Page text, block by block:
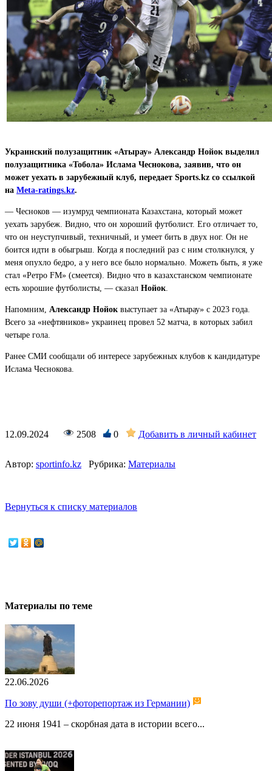
Украинский полузащитник «Атырау» Александр Нойок выделил
полузащитника «Тобола» Ислама Чеснокова, заявив, что он
может уехать в зарубежный клуб, передает Sports.kz со ссылкой
на Meta-ratings.kz.
— Чесноков — изумруд чемпионата Казахстана, который может
уехать зарубеж. Видно, что он хороший футболист. Его отличает то,
что он неуступчивый, техничный, и умеет бить в двух ног. Он не
боится идти в обыгрыш. Когда я последний раз с ним столкнулся, у
меня опухло бедро, а у него все было нормально. Можеть быть, я уже
стал «Ретро FM» (смеется). Видно что в казахстанском чемпионате
есть хорошие футболисты, — сказал Нойок
Напомним, Александр Нойок выступает за «Атырау» с 2023 года.
Всего за «нефтяников» украинец провел 52 матча, в которых забил
четыре гола.
Ранее СМИ сообщали об интересе зарубежных клубов к кандидатуре
Ислама Чеснокова.
12.09.2024 2508 0 Добавить в личный кабинет
Автор: sportinfo.kz Рубрика: Материалы
Вернуться к списку материалов
Материалы по теме
22.06.2026
По зову души (+фоторепортаж из Германии)
22 июня 1941 – скорбная дата в истории всего...